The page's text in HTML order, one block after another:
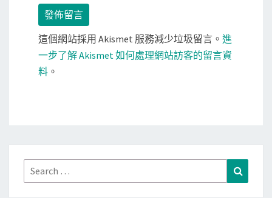
這個網站採用 Akismet 服務減少垃圾留言。 進
一步了解 Akismet 如何處理網站訪客的留言資
料 。
Search
for: